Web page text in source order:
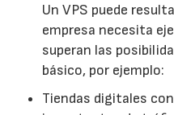
Un VPS puede
empresa necesita
superan las
básico, por ejemplo:
Tiendas digitales